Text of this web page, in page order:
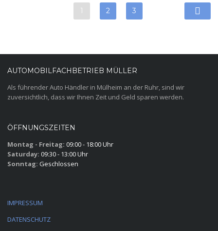
1 2 3
AUTOMOBILFACHBETRIEB MÜLLER
Als führender Auto Händler in Mülheim an der Ruhr, sind wir
zuversichtlich, dass wir Ihnen Zeit und Geld sparen werden.
ÖFFNUNGSZEITEN
Montag - Freitag: 09:00 - 18:00 Uhr
Saturday: 09:30 - 13:00 Uhr
Sonntag: Geschlossen
IMPRESSUM
DATENSCHUTZ